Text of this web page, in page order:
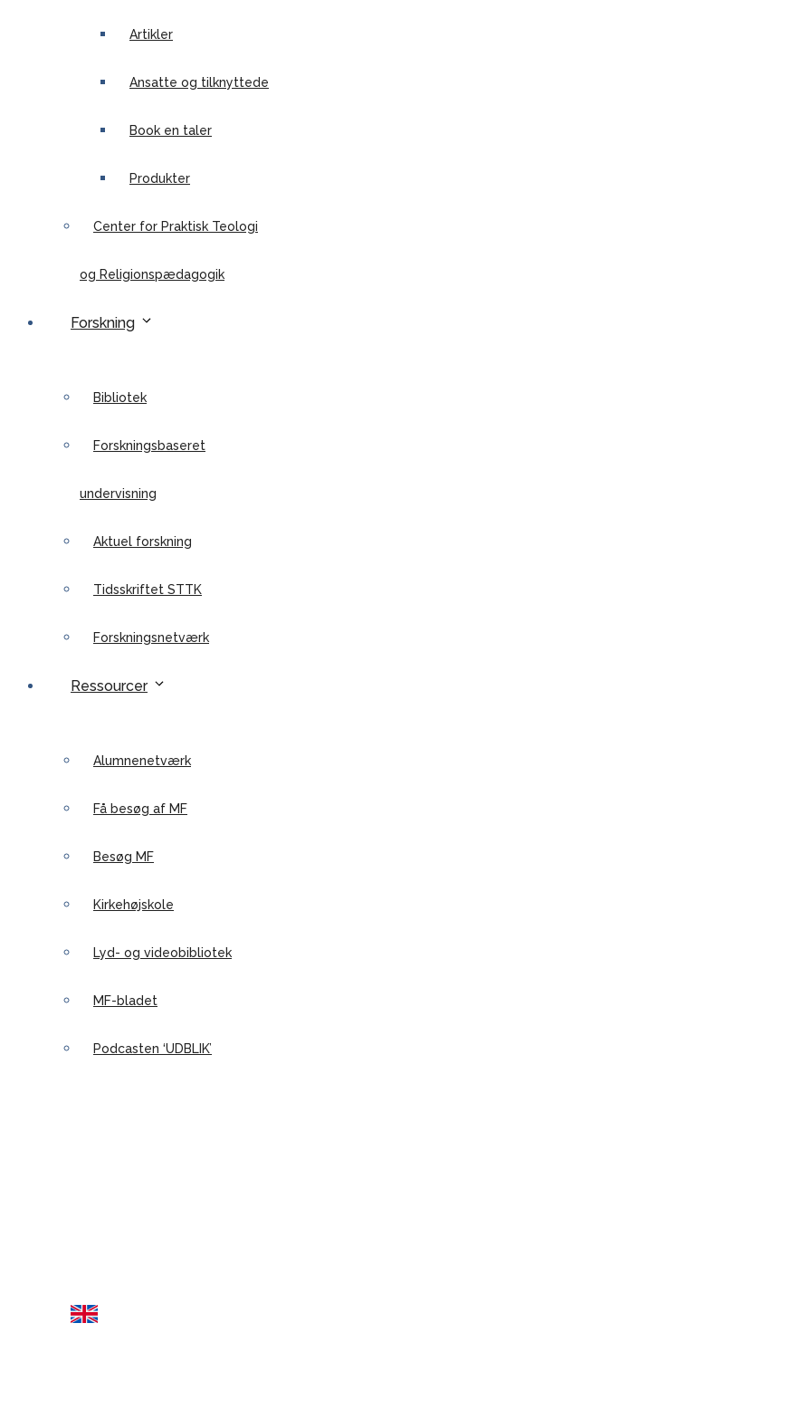
Artikler
Ansatte og tilknyttede
Book en taler
Produkter
Center for Praktisk Teologi
og Religionspædagogik
Forskning
Bibliotek
Forskningsbaseret
undervisning
Aktuel forskning
Tidsskriftet STTK
Forskningsnetværk
Ressourcer
Alumnenetværk
Få besøg af MF
Besøg MF
Kirkehøjskole
Lyd- og videobibliotek
MF-bladet
Podcasten ‘UDBLIK’